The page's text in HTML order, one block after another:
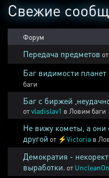
Свежие
Форум
Передача предметов от
Баг видимости
баги
Баг с биржей
отvladislav1 в Ловим баги
Не вижу кометы, а они
другой от ⚡Victoria в
Демократия -
выработки. от